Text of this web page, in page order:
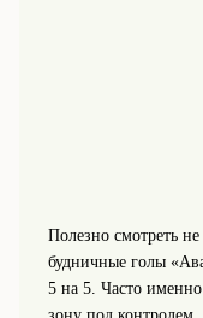
Полезно смотреть
будничные голы
5 на 5. Часто